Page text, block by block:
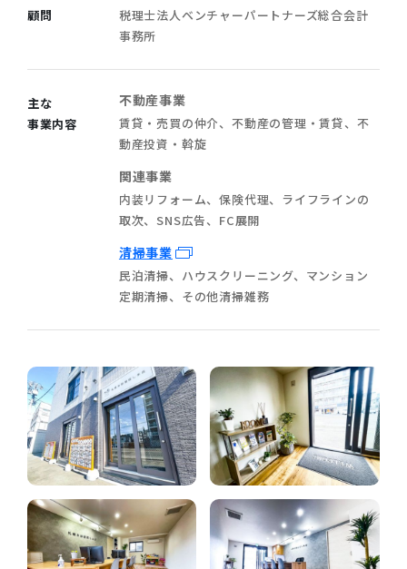
顧問
税理士法人ベンチャーパートナーズ総合会計
事務所
主な
事業内容
不動産事業
賃貸・売買の仲介、不動産の管理・賃貸、不
動産投資・斡旋
関連事業
内装リフォーム、保険代理、ライフラインの
取次、SNS広告、FC展開
清掃事業
民泊清掃、ハウスクリーニング、マンション
定期清掃、その他清掃雑務